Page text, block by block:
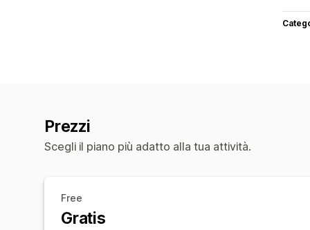
Prezzi
Scegli il piano più adatto alla tua attività.
Free
Gratis